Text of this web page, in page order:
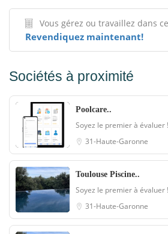
Vous gérez ou travaillez dans
Revendiquez maintenant!
Sociétés à proximité
Poolcare..
Soyez le premier à évaluer !
31-Haute-Garonne
Toulouse Piscine..
Soyez le premier à évaluer !
31-Haute-Garonne